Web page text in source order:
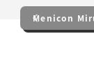
Menicon Miru